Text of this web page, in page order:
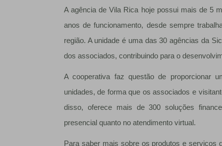
A agência de Vila Rica hoje possui mais de 5
anos de funcionamento, desde sempre
região. A unidade é uma das 30 agências da
dos associados, contribuindo para o
A cooperativa faz questão de proporcionar
unidades, de forma que os associados e
disso, oferece mais de 300 soluções
presencial quanto no atendimento virtual.
Para saber mais sobre os produtos e serviços